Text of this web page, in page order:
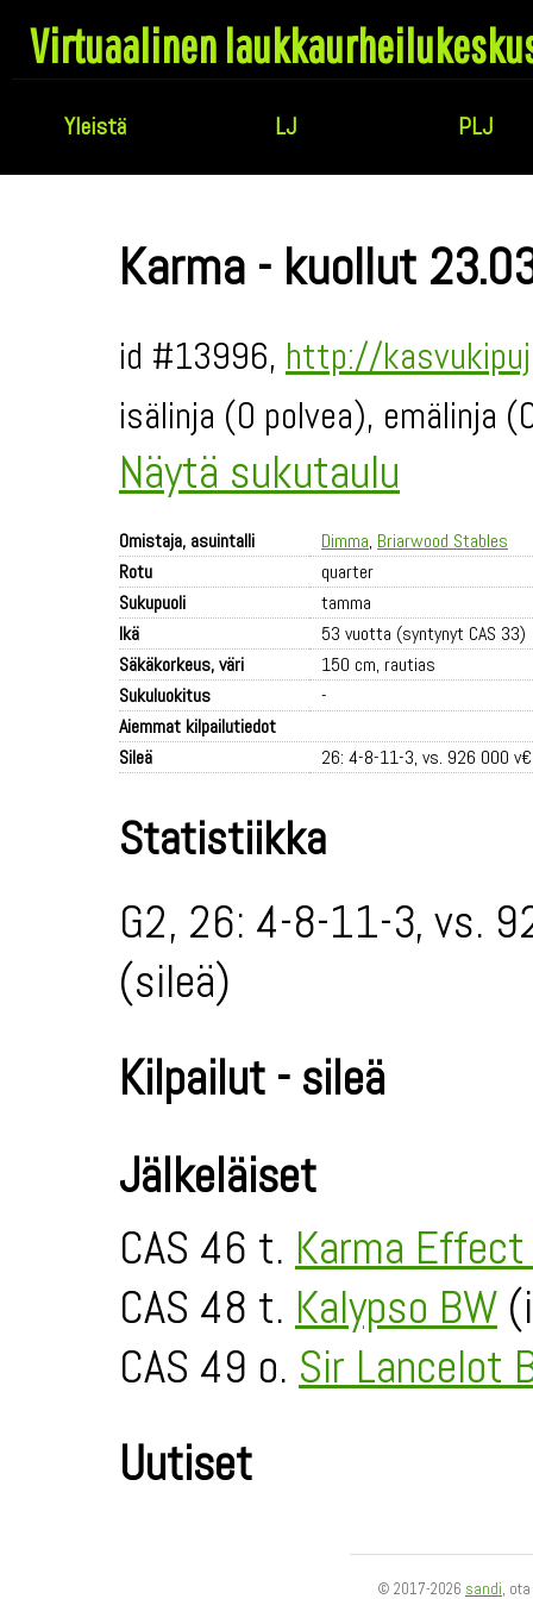
Virtuaalinen
Yleistä LJ PLJ
Karma - kuollut
id #13996, http://
isälinja (0 polvea), emälinja
Näytä sukutaulu
Omistaja, asuintalli Dimma, Briarwood Stables
Rotu
quarter
Sukupuoli
tamma
Ikä
53 vuotta (syntynyt CAS 33)
Säkäkorkeus, väri
150 cm, rautias
Sukuluokitus
-
Aiemmat kilpailutiedot
Sileä
26: 4-8-11-3, vs. 926 000 v€
Statistiikka
G2, 26: 4-8-11-3, vs.
(sileä)
Kilpailut - sileä
Jälkeläiset
CAS 46 t. Karma
CAS 48 t. Kalypso BW
CAS 49 o. Sir Lancelot
Uutiset
© 2017-2026 sandi,